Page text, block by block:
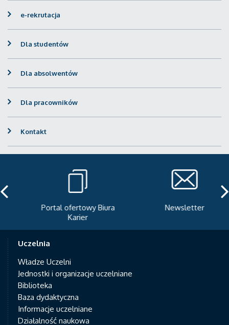
e-rekrutacja
Dla studentów
Dla absolwentów
Dla pracowników
Kontakt
Portal ofertowy Biura
Karier
Newsletter
Uczelnia
Władze Uczelni
Jednostki i organizacje uczelniane
Biblioteka
Baza dydaktyczna
Informacje uczelniane
Działalność naukowa